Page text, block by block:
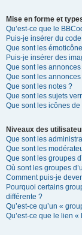
Mise en forme et
Qu’est-ce que le
Puis-je insérer du
Que sont les
Puis-je insérer des
Que sont les
Que sont les annonces
Que sont les notes ?
Que sont les sujets
Que sont les icônes de
Niveaux des
Que sont les
Que sont les
Que sont les groupes
Où sont les groupes
Comment puis-je
Pourquoi certains
différente ?
Qu’est-ce qu’un «
Qu’est-ce que le lien «